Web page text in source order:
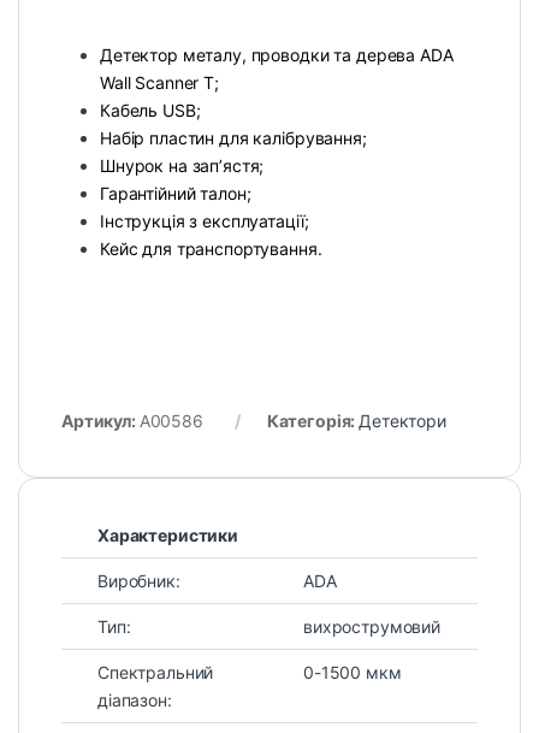
Детектор металу, проводки та дерева ADA
Wall Scanner T;
Кабель USB;
Набір пластин для калібрування;
Шнурок на зап’ястя;
Гарантійний талон;
Інструкція з експлуатації;
Кейс для транспортування.
Артикул: A00586 Категорія: Детектори
Характеристики
Виробник: ADA
Тип: вихрострумовий
Спектральний
діапазон:
0-1500 мкм